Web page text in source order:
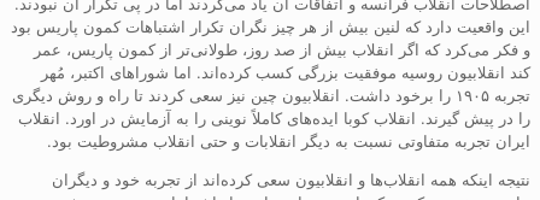
اصطلاحات انقلاب فرانسه و اتفاقات آن یاد می‌کردند اما در پی تکرار آن نبودند.
این واقعیت دارد که لنین بیش از هر چیز نگران تکرار اشتباهات کمون پاریس بود
و فکر می‌کرد که اگر انقلاب بیش از صد روز، طولانی‌تر از کمون پاریس، عمر
کند انقلابیون روسیه موفقیت بزرگی کسب کرده‌اند. اما شوراهای اکتبر، مُهر
تجربه ۱۹۰۵ را برخود داشت. انقلابیون چین نیز سعی کردند تا راه و روش دیگری
را در پیش گیرند. انقلاب کوبا ایده‌های کاملاً نوینی را به آزمایش در اورد. انقلاب
ایران تجربه متفاوتی نسبت به دیگر انقلابات و حتی انقلاب مشروطیت بود.
نتیجه اینکه همه انقلاب‌ها و انقلابیون سعی کرده‌اند از تجربه خود و دیگران